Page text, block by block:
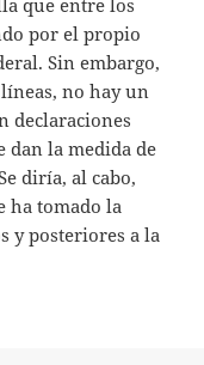
que entre los
por el propio
Sin embargo,
no hay un
declaraciones
dan la medida de
diría, al cabo,
ha tomado la
y posteriores a la